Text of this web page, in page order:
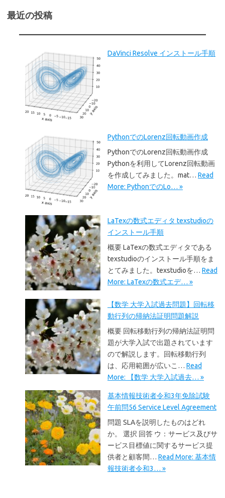
最近の投稿
DaVinci Resolve インストール手順
PythonでのLorenz回転動画作成
PythonでのLorenz回転動画作成
Pythonを利用してLorenz回転動画
を作成してみました。mat… Read
More: PythonでのLo… »
LaTexの数式エディタ texstudioの
インストール手順
概要 LaTexの数式エディタである
texstudioのインストール手順をま
とてみました。texstudioを… Read
More: LaTexの数式エデ… »
【数学 大学入試過去問題】回転移
動行列の帰納法証明問題解説
概要 回転移動行列の帰納法証明問
題が大学入試で出題されています
ので解説します。回転移動行列
は、応用範囲が広いこ… Read
More: 【数学 大学入試過去… »
基本情報技術者令和3年免除試験
午前問56 Service Level Agreement
問題 SLAを説明したものはどれ
か。 選択 回答 ウ：サービス及びサ
ービス目標値に関するサービス提
供者と顧客間… Read More: 基本情
報技術者令和3… »